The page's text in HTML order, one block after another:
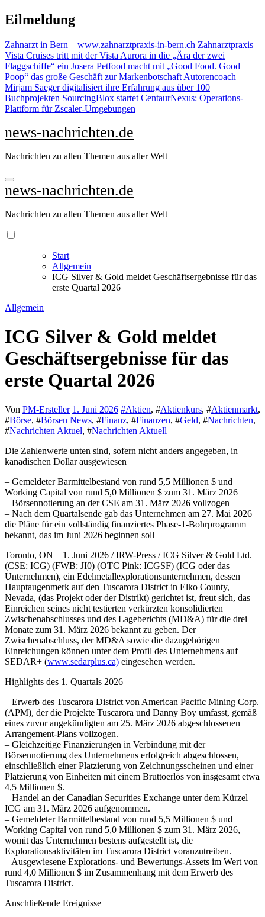
Zu
Inhalten
Eilmeldung
Zahnarzt in Bern – www.zahnarztpraxis-in-bern.ch Zahnarztpraxis
Vista Cruises tritt mit der Vista Aurora in die „Ära der zwei
Flaggschiffe“ ein Josera Petfood macht mit „Good Food. Good
Poop“ das große Geschäft zur Markenbotschaft Autorencoach
Mirjam Saeger digitalisiert ihre Erfahrung aus über 100
Buchprojekten SourcingBlox startet CentaurNexus: Operations-
Plattform für Zscaler-Umgebungen
news-nachrichten.de
Nachrichten zu allen Themen aus aller Welt
news-nachrichten.de
Nachrichten zu allen Themen aus aller Welt
Start
Allgemein
ICG Silver & Gold meldet Geschäftsergebnisse für das
erste Quartal 2026
Allgemein
ICG Silver & Gold meldet
Geschäftsergebnisse für das
erste Quartal 2026
Von PM-Ersteller 1. Juni 2026 #Aktien, #Aktienkurs, #Aktienmarkt,
#Börse, #Börsen News, #Finanz, #Finanzen, #Geld, #Nachrichten,
#Nachrichten Aktuel, #Nachrichten Aktuell
Die Zahlenwerte unten sind, sofern nicht anders angegeben, in
kanadischen Dollar ausgewiesen
– Gemeldeter Barmittelbestand von rund 5,5 Millionen $ und
Working Capital von rund 5,0 Millionen $ zum 31. März 2026
– Börsennotierung an der CSE am 31. März 2026 vollzogen
– Nach dem Quartalsende gab das Unternehmen am 27. Mai 2026
die Pläne für ein vollständig finanziertes Phase-1-Bohrprogramm
bekannt, das im Juni 2026 beginnen soll
Toronto, ON – 1. Juni 2026 / IRW-Press / ICG Silver & Gold Ltd.
(CSE: ICG) (FWB: JI0) (OTC Pink: ICGSF) (ICG oder das
Unternehmen), ein Edelmetallexplorationsunternehmen, dessen
Hauptaugenmerk auf den Tuscarora District in Elko County,
Nevada, (das Projekt oder der Distrikt) gerichtet ist, freut sich, das
Einreichen seines nicht testierten verkürzten konsolidierten
Zwischenabschlusses und des Lageberichts (MD&A) für die drei
Monate zum 31. März 2026 bekannt zu geben. Der
Zwischenabschluss, der MD&A sowie die dazugehörigen
Einreichungen können unter dem Profil des Unternehmens auf
SEDAR+ (www.sedarplus.ca) eingesehen werden.
Highlights des 1. Quartals 2026
– Erwerb des Tuscarora District von American Pacific Mining Corp.
(APM), der die Projekte Tuscarora und Danny Boy umfasst, gemäß
eines zuvor angekündigten am 25. März 2026 abgeschlossenen
Arrangement-Plans vollzogen.
– Gleichzeitige Finanzierungen in Verbindung mit der
Börsennotierung des Unternehmens erfolgreich abgeschlossen,
einschließlich einer Platzierung von Zeichnungsscheinen und einer
Platzierung von Einheiten mit einem Bruttoerlös von insgesamt etwa
4,5 Millionen $.
– Handel an der Canadian Securities Exchange unter dem Kürzel
ICG am 31. März 2026 aufgenommen.
– Gemeldeter Barmittelbestand von rund 5,5 Millionen $ und
Working Capital von rund 5,0 Millionen $ zum 31. März 2026,
womit das Unternehmen bestens aufgestellt ist, die
Explorationsaktivitäten im Tuscarora District voranzutreiben.
– Ausgewiesene Explorations- und Bewertungs-Assets im Wert von
rund 4,0 Millionen $ im Zusammenhang mit dem Erwerb des
Tuscarora District.
Anschließende Ereignisse